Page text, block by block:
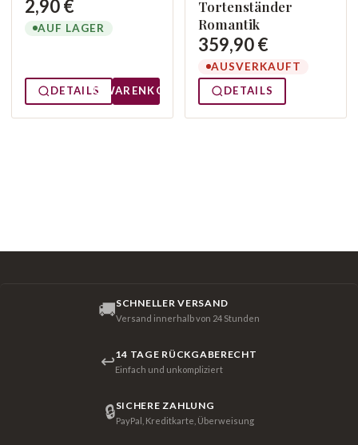
2,90 €
AUF LAGER
DETAILS WARENKORB
Tortenständer
Romantik
359,90 €
AUSVERKAUFT
DETAILS
🚚SCHNELLER VERSAND
Versand innerhalb von 24 Stunden
↩14 TAGE RÜCKGABERECHT
Einfach und unkompliziert
🔒SICHERE ZAHLUNG
PayPal, Kreditkarte, Überweisung